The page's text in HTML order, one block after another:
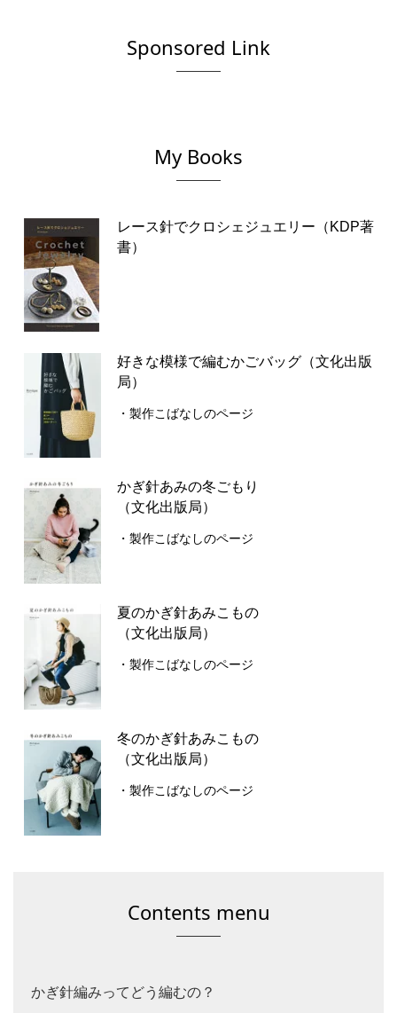
Sponsored Link
My Books
レース針でクロシェジュエリー（KDP著
書）
好きな模様で編むかごバッグ（文化出版
局）
・製作こばなしのページ
かぎ針あみの冬ごもり
（文化出版局）
・製作こばなしのページ
夏のかぎ針あみこもの
（文化出版局）
・製作こばなしのページ
冬のかぎ針あみこもの
（文化出版局）
・製作こばなしのページ
Contents menu
かぎ針編みってどう編むの？